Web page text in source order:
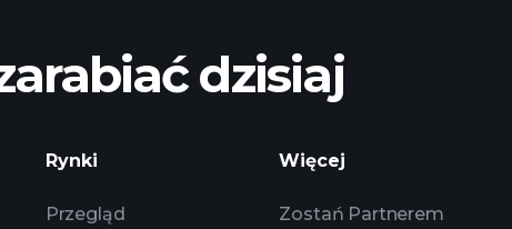
dzisiaj
Rynki
Przegląd
Więcej
Zostań Partnerem